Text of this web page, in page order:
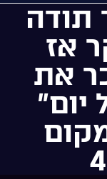
תודה
אז
את